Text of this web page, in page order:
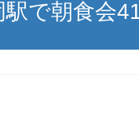
駅で朝食会